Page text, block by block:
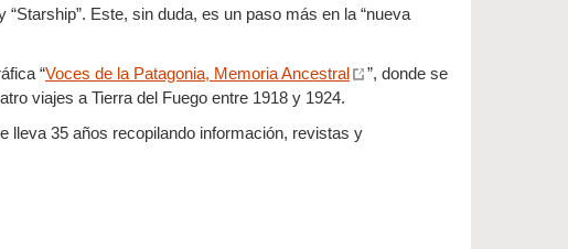
Este, sin duda, es un paso más en la “nueva
“Voces de la Patagonia, Memoria Ancestral
”, donde se
viajes a Tierra del Fuego entre 1918 y 1924.
lleva 35 años recopilando información, revistas y